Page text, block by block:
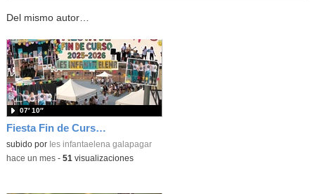
Del mismo autor…
Fiesta Fin de Curso IES Infanta Elena 2025-2026
subido por Ies infantaelena galapagar
07′ 10″
-hace un mes- 51 visualizaciones